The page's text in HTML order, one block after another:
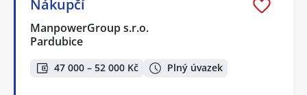
Nákupčí
ManpowerGroup s.r.o.
Pardubice
47 000 – 52 000 Kč Plný úvazek